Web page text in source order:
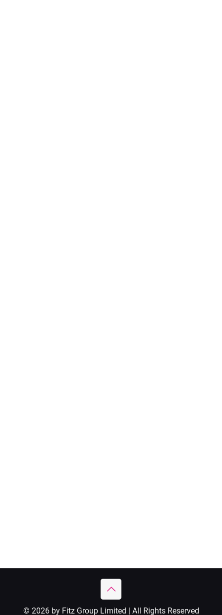
© 2026 by Fitz Group Limited | All Rights Reserved